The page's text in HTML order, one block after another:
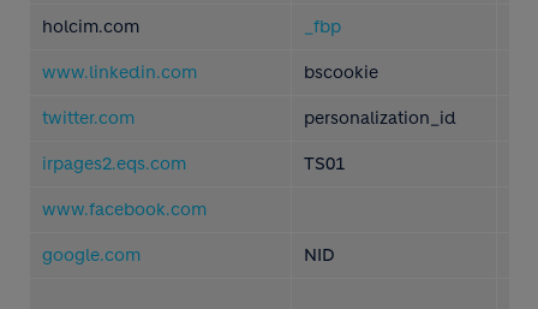
holcim.com _fbp
www.linkedin.com bscookie
twitter.com personalization_id
irpages2.eqs.com TS01
www.facebook.com
google.com NID